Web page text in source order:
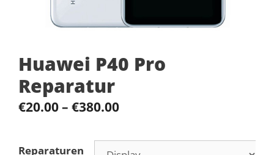
Huawei P40 Pro
Reparatur
€20.00– €380.00
Reparaturen